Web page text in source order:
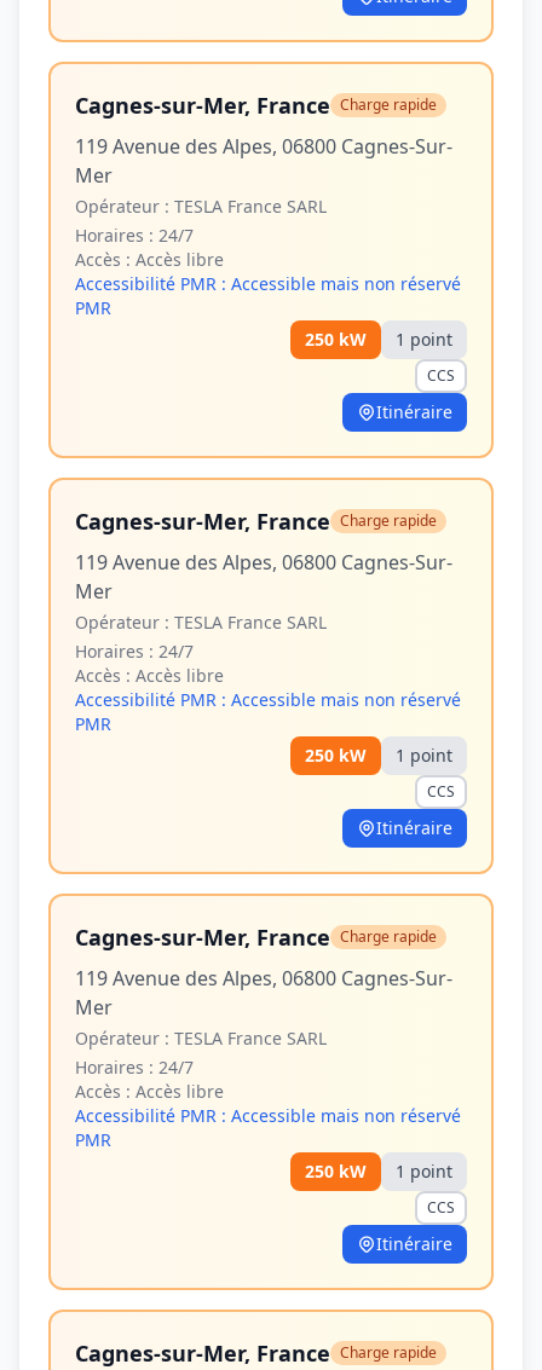
Cagnes-sur-Mer, France Charge rapide
119 Avenue des Alpes, 06800 Cagnes-Sur-
Mer
Opérateur : TESLA France SARL
Horaires : 24/7
Accès : Accès libre
Accessibilité PMR : Accessible mais non réservé
PMR
250 kW 1 point
CCS
Itinéraire
Cagnes-sur-Mer, France Charge rapide
119 Avenue des Alpes, 06800 Cagnes-Sur-
Mer
Opérateur : TESLA France SARL
Horaires : 24/7
Accès : Accès libre
Accessibilité PMR : Accessible mais non réservé
PMR
250 kW 1 point
CCS
Itinéraire
Cagnes-sur-Mer, France Charge rapide
119 Avenue des Alpes, 06800 Cagnes-Sur-
Mer
Opérateur : TESLA France SARL
Horaires : 24/7
Accès : Accès libre
Accessibilité PMR : Accessible mais non réservé
PMR
250 kW 1 point
CCS
Itinéraire
Cagnes-sur-Mer, France Charge rapide